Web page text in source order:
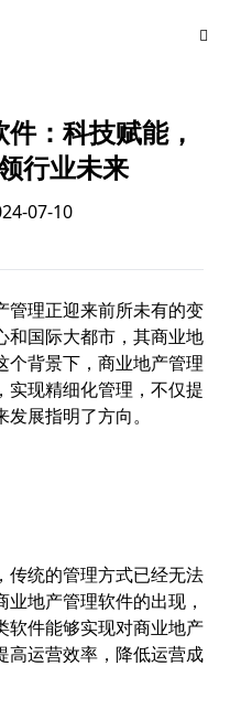
：科技赋能，
行业未来
07-10
管理正迎来前所未有的变
和国际大都市，其商业地
个背景下，商业地产管理
实现精细化管理，不仅提
展指明了方向。
传统的管理方式已经无法
地产管理软件的出现，
软件能够实现对商业地产
高运营效率，降低运营成